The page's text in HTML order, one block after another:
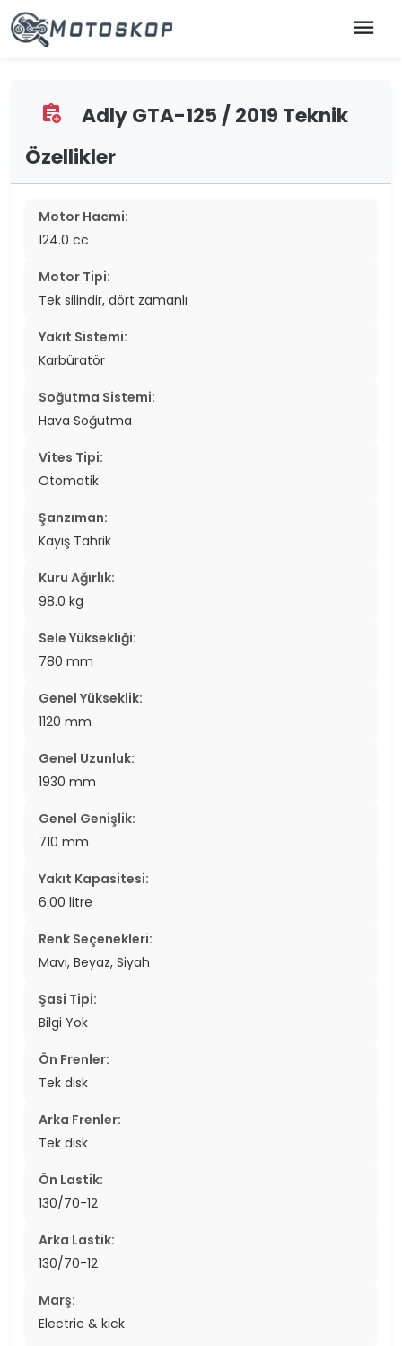
menu
assignment_add
Adly GTA-125 / 2019 Teknik
Özellikler
Motor Hacmi:
124.0 cc
Motor Tipi:
Tek silindir, dört zamanlı
Yakıt Sistemi:
Karbüratör
Soğutma Sistemi:
Hava Soğutma
Vites Tipi:
Otomatik
Şanzıman:
Kayış Tahrik
Kuru Ağırlık:
98.0 kg
Sele Yüksekliği:
780 mm
Genel Yükseklik:
1120 mm
Genel Uzunluk:
1930 mm
Genel Genişlik:
710 mm
Yakıt Kapasitesi:
6.00 litre
Renk Seçenekleri:
Mavi, Beyaz, Siyah
Şasi Tipi:
Bilgi Yok
Ön Frenler:
Tek disk
Arka Frenler:
Tek disk
Ön Lastik:
130/70-12
Arka Lastik:
130/70-12
Marş:
Electric & kick